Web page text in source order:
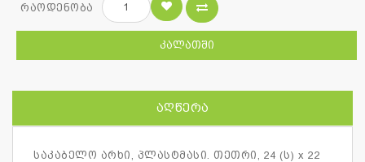
რაოდენობა
ᲙᲐᲚᲐᲗᲨᲘ
ᲐᲦᲬᲔᲠᲐ
საკაბელო არხი, პლასტმასი. თეთრი, 24 (ს) x 22